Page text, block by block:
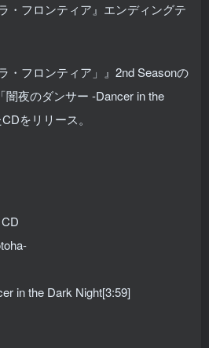
・フロンティア』エンディングテ
・フロンティア」』2nd Seasonの
闇夜のダンサー -Dancer in the
をリリース。
in the Dark Night[3:59]